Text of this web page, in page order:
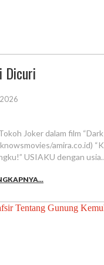
Dicuri
Joker dalam film
amira.co.id)
USIAKU dengan